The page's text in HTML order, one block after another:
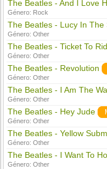
The Beatles - And I Love
Género: Rock
The Beatles - Lucy In The
Género:Other
The Beatles - Ticket To
Género:Other
The Beatles - Revolution
Género:Other
The Beatles - I Am The
Género:Other
The Beatles - Hey Jude
Género:Other
The Beatles - Yellow
Género:Other
The Beatles - I Want To
Género:Other